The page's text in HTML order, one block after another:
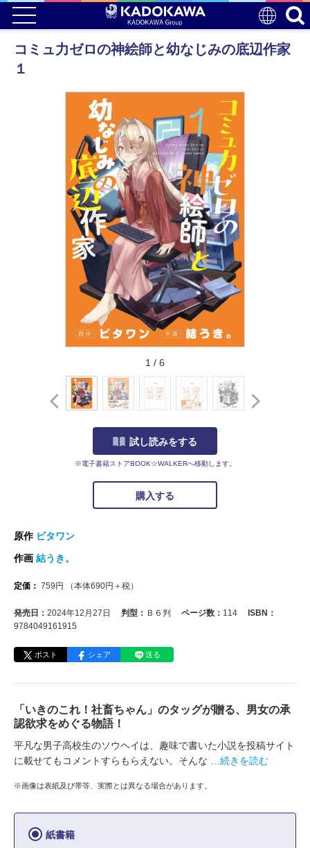
コミュ力ゼロの神絵師と幼なじみの底辺作家
１
1 / 6
試し読みをする
※電子書籍ストアBOOK☆WALKERへ移動します。
購入する
原作 ビタワン
作画 結うき。
定価： 759 円 （本体690円＋税）
発売日： 2024年12月27日 判型： Ｂ６判 ページ数： 114
ISBN：
9784049161915
ポスト シェア 送る
「いきのこれ！社畜ちゃん」のタッグが贈る、男女の承
認欲求をめぐる物語！
平凡な男子高校生のソウヘイは、趣味で書いた小説を投稿サイト
に載せてもコメントすらもらえない。そんな
…続きを読む
※画像は表紙及び帯等、実際とは異なる場合があります。
紙書籍